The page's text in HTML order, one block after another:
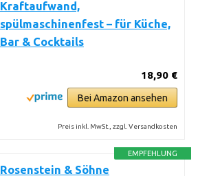
Kraftaufwand,
spülmaschinenfest – für Küche,
Bar & Cocktails
18,90 €
Bei Amazon ansehen
Preis inkl. MwSt., zzgl. Versandkosten
EMPFEHLUNG
Rosenstein & Söhne